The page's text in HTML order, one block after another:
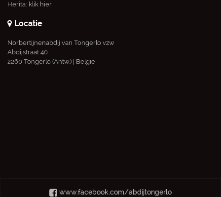
Herita: klik hier
Locatie
Norbertijnenabdij van Tongerlo vzw
Abdijstraat 40
2260 Tongerlo (Antw.) | België
www.facebook.com/abdijtongerlo